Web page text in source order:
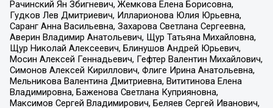
Рачинский Ян Збигневич, Жемкова Елена Борисовна,
Гудков Лев Дмитриевич, Илларионова Юлия Юрьевна,
Саранг Анна Васильевна, Захарова Светлана Сергеевна,
Аверин Владимир Анатольевич, Щур Татьяна Михайловна,
Щур Николай Алексеевич, Блинушов Андрей Юрьевич,
Мосин Алексей Геннадьевич, Гефтер Валентин Михайлович,
Симонов Алексей Кириллович, Флиге Ирина Анатольевна,
Мельникова Валентина Дмитриевна, Вититинова Елена
Владимировна, Баженова Светлана Куприяновна,
Максимов Сергей Владимирович, Беляев Сергей Иванович,